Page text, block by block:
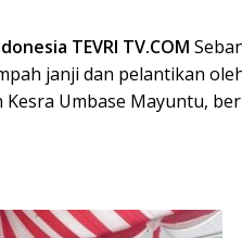
TEVRI TV.COM
janji dan pelantikan
Umbase Mayuntu,